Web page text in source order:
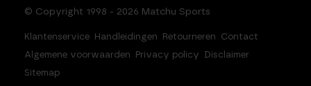
© Copyright 1998 - 2026 Matchu Sports
Klantenservice Handleidingen Retourneren Contact
Algemene voorwaarden Privacy policy Disclaimer
Sitemap